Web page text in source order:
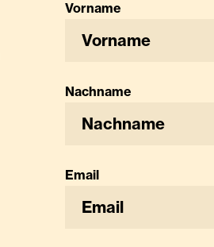
Vorname
Nachname
Email